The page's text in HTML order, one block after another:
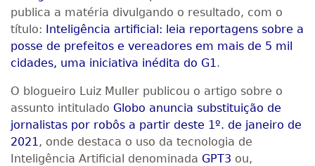
publica a matéria divulgando o resultado, com o
título: Inteligência artificial: leia reportagens sobre a
posse de prefeitos e vereadores em mais de 5 mil
cidades, uma iniciativa inédita do G1.
O blogueiro Luiz Muller publicou o artigo sobre o
assunto intitulado Globo anuncia substituição de
jornalistas por robôs a partir deste 1º. de janeiro de
2021, onde destaca o uso da tecnologia de
Inteligência Artificial denominada GPT3 ou,